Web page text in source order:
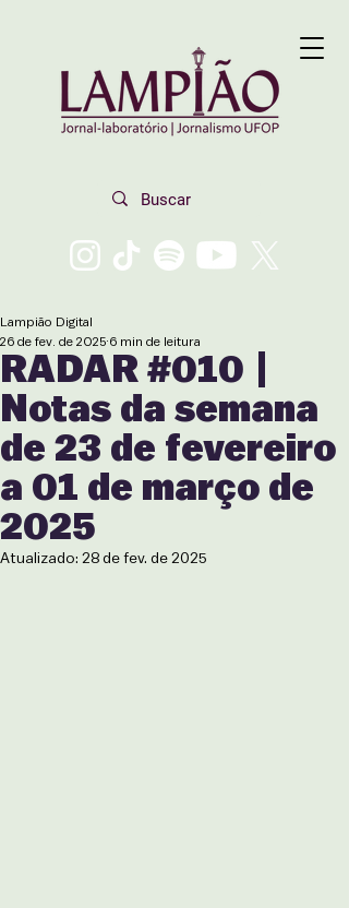
RADAR #010 |
Notas da semana
de 23 de fevereiro
a 01 de março de
2025
Lampião Digital
26 de fev. de 2025 6 min de leitura
Atualizado: 28 de fev. de 2025